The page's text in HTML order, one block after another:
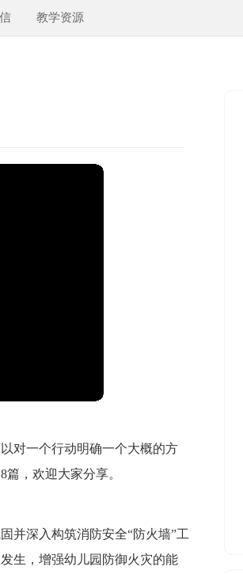
教学资源
对一个行动明确一个大概的方
，欢迎大家分享。
并深入构筑消防安全“防火墙”工
生，增强幼儿园防御火灾的能